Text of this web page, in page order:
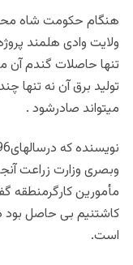
ولایت وادی هلمند
تنها حاصلات گندم آن
تولید برق آن نه تنها
میتواند
وبصری وزارت زراعت
مأمورین کارگرمنطقه
کاشتنیم بی حاصل بود